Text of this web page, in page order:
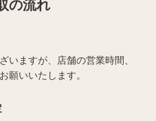
の流れ
いますが、店舗の営業時間、
願いいたします。